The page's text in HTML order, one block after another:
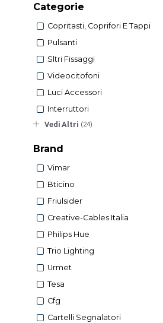
Categorie
Copritasti, Coprifori E Tappi
Pulsanti
Sltri Fissaggi
Videocitofoni
Luci Accessori
Interruttori
Vedi Altri (24)
Brand
Vimar
Bticino
Friulsider
Creative-Cables Italia
Philips Hue
Trio Lighting
Urmet
Tesa
Cfg
Cartelli Segnalatori